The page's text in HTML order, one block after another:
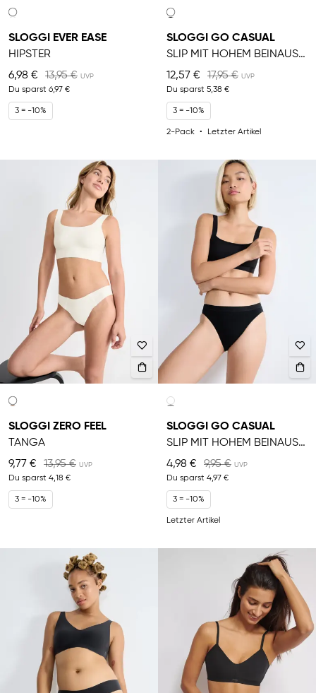
SLOGGI EVER EASE
HIPSTER
6,98 €
13,95 €
Du sparst 6,97 €
3 = -10%
SLOGGI GO CASUAL
SLIP MIT HOHEM BEINAUSSCHNITT
12,57 €
17,95 €
Du sparst 5,38 €
3 = -10%
2-Pack Letzter Artikel
SLOGGI ZERO FEEL
TANGA
9,77 €
13,95 €
Du sparst 4,18 €
3 = -10%
SLOGGI GO CASUAL
SLIP MIT HOHEM BEINAUSSCHNITT
4,98 €
9,95 €
Du sparst 4,97 €
3 = -10%
Letzter Artikel